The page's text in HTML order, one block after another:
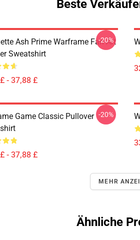
Beste
Ash Prime Warframe Fan-Art
Sweatshirt
- 37,88 £
-20%
Game Classic Pullover
- 37,88 £
-20%
MEHR
Ähnliche